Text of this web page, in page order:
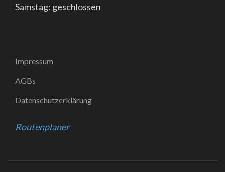
Samstag: geschlossen
Impressum
AGBs
Datenschutzerklärung
Routenplaner